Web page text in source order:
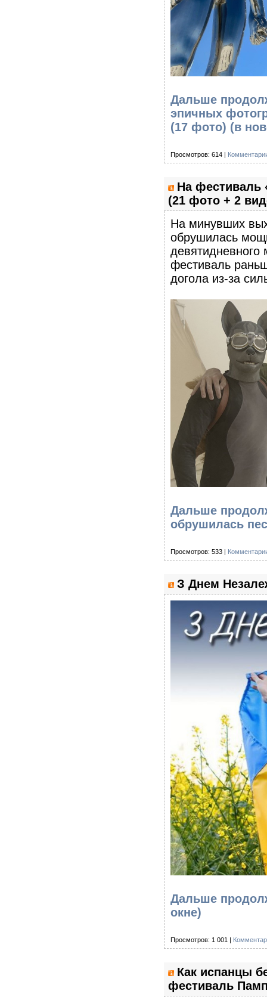
Дальше
эпичных
(17 фото) (в
Просмотров: 614 |
На фестиваль
(21 фото + 2
На минувших
обрушилась
фестиваль
догола из-за
Дальше
обрушилась
Просмотров: 533 |
З Днем
Дальше
окне)
Просмотров: 1 001 |
Как испанцы
фестиваль